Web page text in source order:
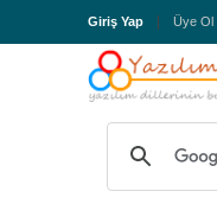
Giriş Yap Üye Ol